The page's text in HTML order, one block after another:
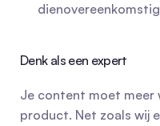
Denk als een expert
Je content moet meer
product. Net zoals wij